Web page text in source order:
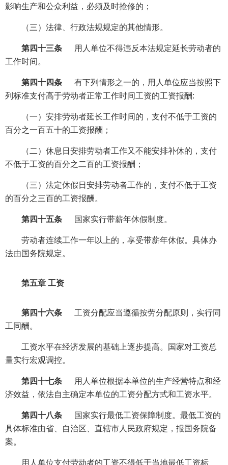
影响生产和公众利益，必须及时抢修的；
（三）法律、行政法规规定的其他情形。
第四十三条
用人单位不得违反本法规定延长劳动者的
工作时间。
第四十四条
有下列情形之一的，用人单位应当按照下
列标准支付高于劳动者正常工作时间工资的工资报酬:
（一）安排劳动者延长工作时间的，支付不低于工资的
百分之一百五十的工资报酬；
（二）休息日安排劳动者工作又不能安排补休的，支付
不低于工资的百分之二百的工资报酬；
（三）法定休假日安排劳动者工作的，支付不低于工资
的百分之三百的工资报酬。
第四十五条
国家实行带薪年休假制度。
劳动者连续工作一年以上的，享受带薪年休假。具体办
法由国务院规定。
第五章 工资
第四十六条
工资分配应当遵循按劳分配原则，实行同
工同酬。
工资水平在经济发展的基础上逐步提高。国家对工资总
量实行宏观调控。
第四十七条
用人单位根据本单位的生产经营特点和经
济效益，依法自主确定本单位的工资分配方式和工资水平。
第四十八条
国家实行最低工资保障制度。最低工资的
具体标准由省、自治区、直辖市人民政府规定，报国务院备
案。
用人单位支付劳动者的工资不得低于当地最低工资标